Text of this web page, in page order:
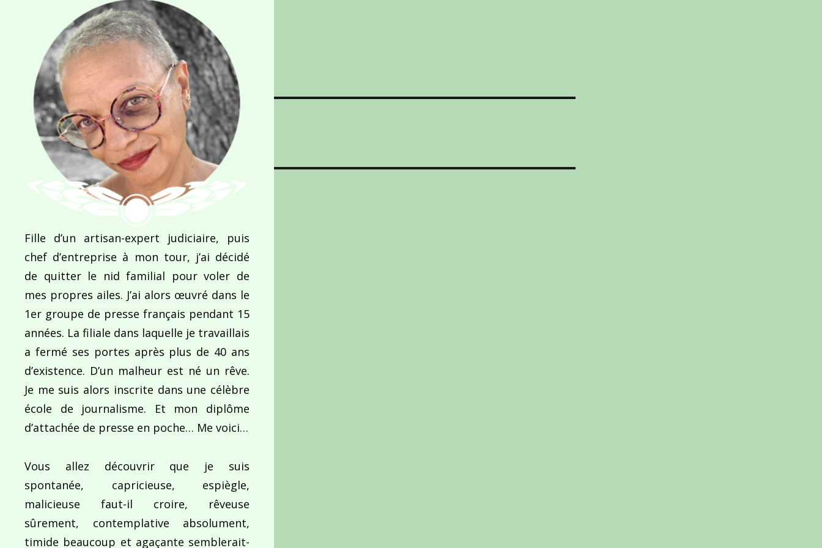
commentaires sont traitées.
Navigation
l’article
PUBLIÉ DANS
Dream Holiday
Fille d’un artisan-expert judiciaire, puis
chef d’entreprise à mon tour, j’ai décidé
de quitter le nid familial pour voler de
mes propres ailes. J’ai alors œuvré dans le
1er groupe de presse français pendant 15
années. La filiale dans laquelle je travaillais
a fermé ses portes après plus de 40 ans
d’existence. D’un malheur est né un rêve.
Je me suis alors inscrite dans une célèbre
école de journalisme. Et mon diplôme
d’attachée de presse en poche… Me voici…
Vous allez découvrir que je suis
spontanée, capricieuse, espiègle,
malicieuse faut-il croire, rêveuse
sûrement, contemplative absolument,
timide beaucoup et agaçante semblerait-